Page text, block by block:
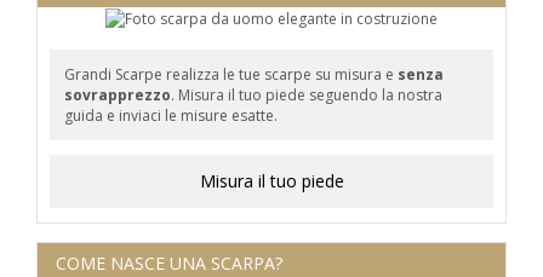
Grandi Scarpe realizza le tue scarpe su misura e senza
sovrapprezzo. Misura il tuo piede seguendo la nostra
guida e inviaci le misure esatte.
Misura il tuo piede
COME NASCE UNA SCARPA?